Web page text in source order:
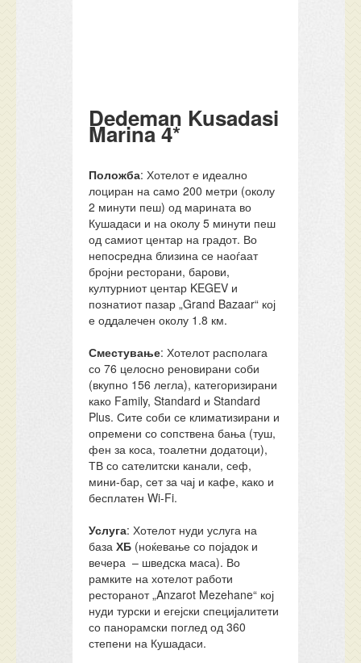
Dedeman Kusadasi
Marina 4*
Положба: Хотелот е идеално
лоциран на само 200 метри (околу
2 минути пеш) од марината во
Кушадаси и на околу 5 минути пеш
од самиот центар на градот. Во
непосредна близина се наоѓаат
бројни ресторани, барови,
културниот центар KEGEV и
познатиот пазар „Grand Bazaar“ кој
е оддалечен околу 1.8 км.
Сместување: Хотелот располага
со 76 целосно реновирани соби
(вкупно 156 легла), категоризирани
како Family, Standard и Standard
Plus. Сите соби се климатизирани и
опремени со сопствена бања (туш,
фен за коса, тоалетни додатоци),
ТВ со сателитски канали, сеф,
мини-бар, сет за чај и кафе, како и
бесплатен Wi-Fi.
Услуга: Хотелот нуди услуга на
базаХБ (ноќевање со појадок и
вечера – шведска маса). Во
рамките на хотелот работи
ресторанот „Anzarot Mezehane“ кој
нуди турски и егејски специјалитети
со панорамски поглед од 360
степени на Кушадаси.